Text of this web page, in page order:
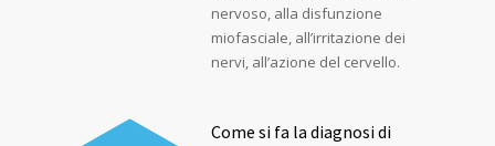
nervoso, alla disfunzione
miofasciale, all’irritazione dei
nervi, all’azione del cervello.
Come si fa la diagnosi di